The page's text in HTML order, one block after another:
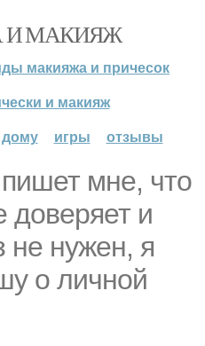
И МАКИЯЖ
макияжа и причесок
и макияж
игры отзывы
мне, что
доверяет и
не нужен, я
о личной